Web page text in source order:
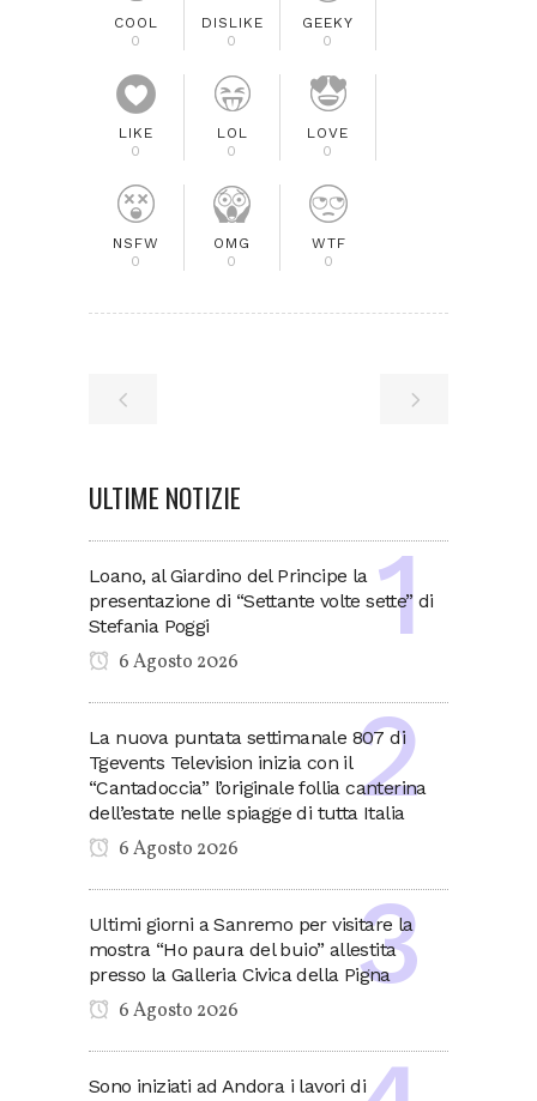
COOL
0
DISLIKE
0
GEEKY
0
LIKE
0
LOL
0
LOVE
0
NSFW
0
OMG
0
WTF
0
ULTIME NOTIZIE
Loano, al Giardino del Principe la
presentazione di “Settante volte sette” di
Stefania Poggi
6 Agosto 2026
La nuova puntata settimanale 807 di
Tgevents Television inizia con il
“Cantadoccia” l’originale follia canterina
dell’estate nelle spiagge di tutta Italia
6 Agosto 2026
Ultimi giorni a Sanremo per visitare la
mostra “Ho paura del buio” allestita
presso la Galleria Civica della Pigna
6 Agosto 2026
Sono iniziati ad Andora i lavori di